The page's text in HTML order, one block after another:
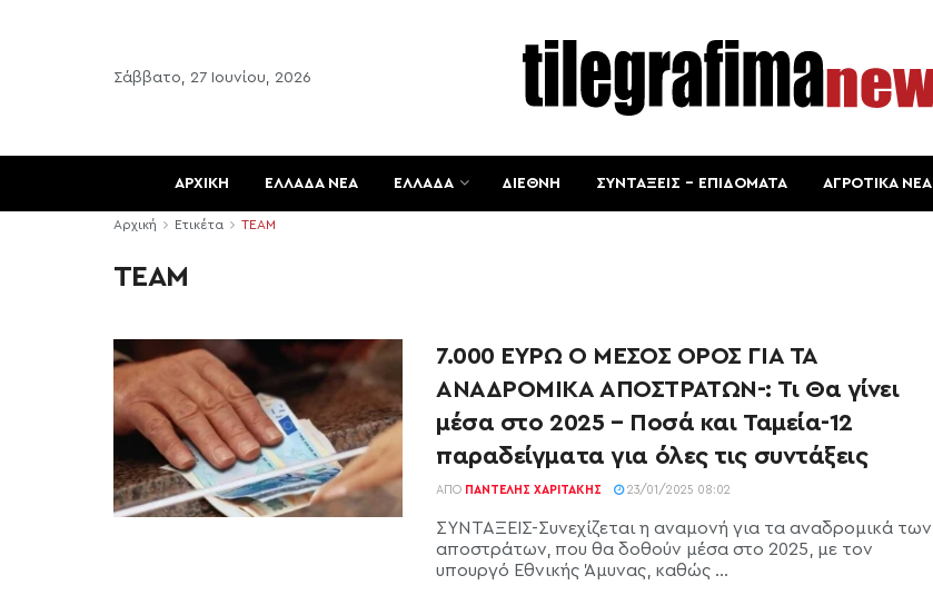
Σάββατο, 27 Ιουνίου, 2026
ΑΡΧΙΚΗ ΕΛΛΑΔΑ ΝΕΑ ΕΛΛΑΔΑ ΔΙΕΘΝΗ ΣΥΝΤΑΞΕΙΣ – ΕΠΙΔΟΜΑΤΑ ΑΓΡΟΤΙΚΑ ΝΕΑ
Αρχική Ετικέτα ΤΕΑΜ
ΤΕΑΜ
7.000 ΕΥΡΩ Ο ΜΕΣΟΣ ΟΡΟΣ ΓΙΑ ΤΑ
ΑΝΑΔΡΟΜΙΚΑ ΑΠΟΣΤΡΑΤΩΝ-: Τι Θα γίνει
μέσα στο 2025 – Ποσά και Ταμεία-12
παραδείγματα για όλες τις συντάξεις
ΑΠΌ ΠΑΝΤΕΛΉΣ ΧΑΡΙΤΆΚΗΣ 23/01/2025 08:02
ΣΥΝΤΑΞΕΙΣ-Συνεχίζεται η αναμονή για τα αναδρομικά των
αποστράτων, που θα δοθούν μέσα στο 2025, με τον
υπουργό Εθνικής Άμυνας, καθώς ...